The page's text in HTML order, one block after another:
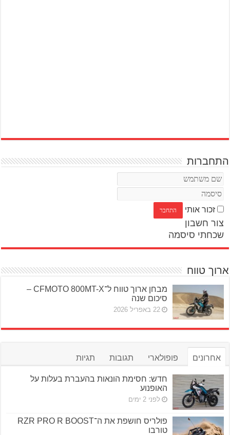
התחברות
זכור אותי
צור חשבון
שכחתי סיסמה
ארוך טווח
מבחן ארוך טווח ל־CFMOTO 800MT-X –
סיכום שנה
22 באפריל 2026
אחרונים פופולארי תגובות תגיות
חדש: חסימת הונאות בהעברת בעלות על
האופנוע
לפני 2 ימים
פולריס חושפת את ה־RZR PRO R BOOST
טורבו